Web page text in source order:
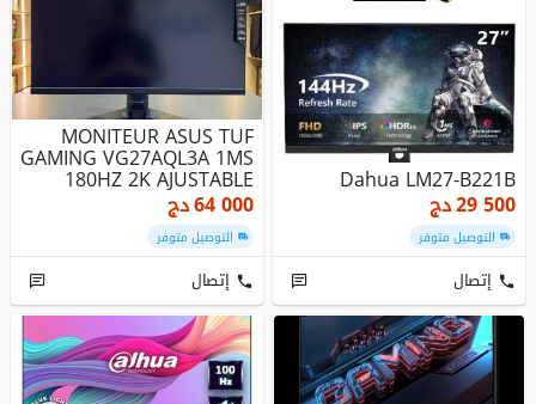
Dahua LM27-B221B
29 500دج
التوصيل متوفر
إتصال
MONITEUR ASUS TUF
GAMING VG27AQL3A 1MS
180HZ 2K AJUSTABLE
64 000دج
التوصيل متوفر
إتصال